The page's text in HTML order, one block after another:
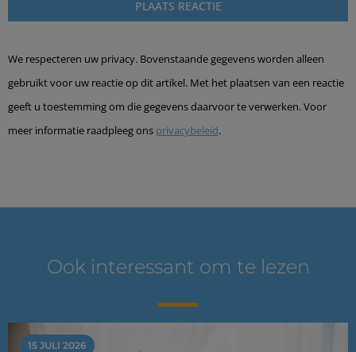
We respecteren uw privacy. Bovenstaande gegevens worden alleen
gebruikt voor uw reactie op dit artikel. Met het plaatsen van een reactie
geeft u toestemming om die gegevens daarvoor te verwerken. Voor
meer informatie raadpleeg ons privacybeleid.
Ook interessant om te lezen
15 JULI 2026